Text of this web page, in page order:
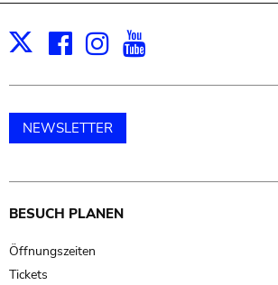
X Facebook
Instagram
NEWSLETTER
Main
navigation
BESUCH PLANEN
Öffnungszeiten
Tickets